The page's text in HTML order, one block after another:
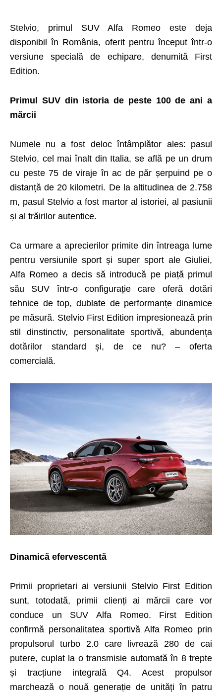
Stelvio, primul SUV Alfa Romeo este deja
disponibil în România, oferit pentru început într-o
versiune specială de echipare, denumită First
Edition.
Primul SUV din istoria de peste 100 de ani a
mărcii
Numele nu a fost deloc întâmplător ales: pasul
Stelvio, cel mai înalt din Italia, se află pe un drum
cu peste 75 de viraje în ac de păr șerpuind pe o
distanță de 20 kilometri. De la altitudinea de 2.758
m, pasul Stelvio a fost martor al istoriei, al pasiunii
și al trăirilor autentice.
Ca urmare a aprecierilor primite din întreaga lume
pentru versiunile sport și super sport ale Giuliei,
Alfa Romeo a decis să introducă pe piață primul
său SUV într-o configurație care oferă dotări
tehnice de top, dublate de performanțe dinamice
pe măsură. Stelvio First Edition impresionează prin
stil dinstinctiv, personalitate sportivă, abundența
dotărilor standard și, de ce nu? – oferta
comercială.
Dinamică efervescentă
Primii proprietari ai versiunii Stelvio First Edition
sunt, totodată, primii clienți ai mărcii care vor
conduce un SUV Alfa Romeo. First Edition
confirmă personalitatea sportivă Alfa Romeo prin
propulsorul turbo 2.0 care livrează 280 de cai
putere, cuplat la o transmisie automată în 8 trepte
și tracțiune integrală Q4. Acest propulsor
marchează o nouă generație de unități în patru